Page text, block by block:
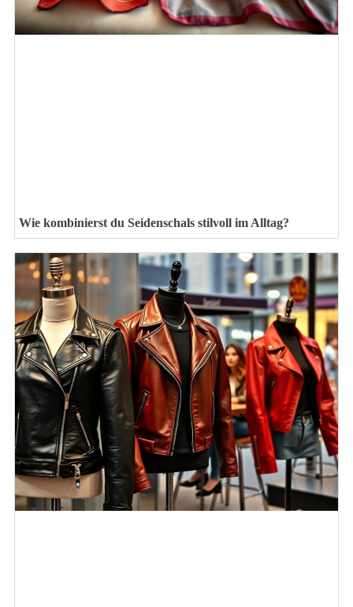
Wie kombinierst du Seidenschals stilvoll im Alltag?